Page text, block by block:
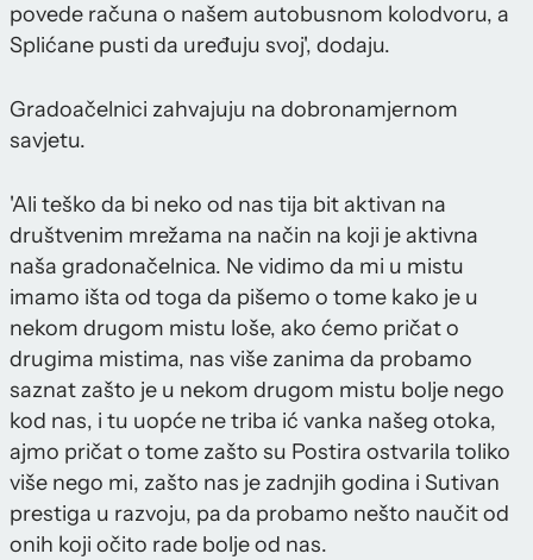
povede računa o našem autobusnom kolodvoru, a
Splićane pusti da uređuju svoj', dodaju.
Gradoačelnici zahvajuju na dobronamjernom
savjetu.
'Ali teško da bi neko od nas tija bit aktivan na
društvenim mrežama na način na koji je aktivna
naša gradonačelnica. Ne vidimo da mi u mistu
imamo išta od toga da pišemo o tome kako je u
nekom drugom mistu loše, ako ćemo pričat o
drugima mistima, nas više zanima da probamo
saznat zašto je u nekom drugom mistu bolje nego
kod nas, i tu uopće ne triba ić vanka našeg otoka,
ajmo pričat o tome zašto su Postira ostvarila toliko
više nego mi, zašto nas je zadnjih godina i Sutivan
prestiga u razvoju, pa da probamo nešto naučit od
onih koji očito rade bolje od nas.